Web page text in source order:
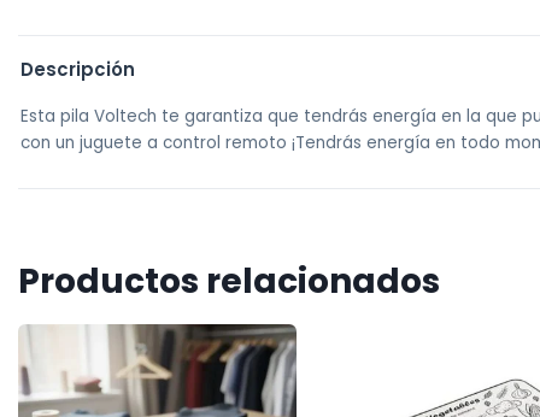
Descripción
Esta pila Voltech te garantiza que tendrás energía en la que
con un juguete a control remoto ¡Tendrás energía en todo
Productos relacionados